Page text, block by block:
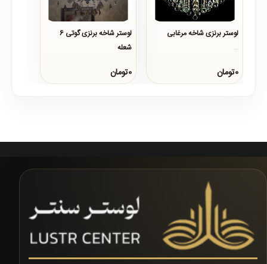
لوستر برنزی شاخه مرغابی
..
0تومان
لوستر شاخه برنزی گوتی 6
شعله
..
0تومان